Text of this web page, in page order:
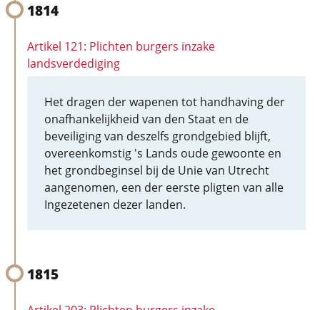
1814
Artikel 121: Plichten burgers inzake
landsverdediging
Het dragen der wapenen tot handhaving der
onafhankelijkheid van den Staat en de
beveiliging van deszelfs grondgebied blijft,
overeenkomstig 's Lands oude gewoonte en
het grondbeginsel bij de Unie van Utrecht
aangenomen, een der eerste pligten van alle
Ingezetenen dezer landen.
1815